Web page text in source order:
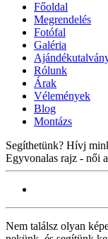
Főoldal
Megrendelés
Fotófal
Galéria
Rólunk
Árak
Vélemények
Blog
Montázs
Segíthetünk? Hívj
Egyvonalas rajz - női
Nem találsz olyan